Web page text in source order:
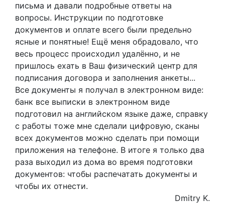
письма и давали подробные ответы на
вопросы. Инструкции по подготовке
документов и оплате всего были предельно
ясные и понятные! Ещё меня обрадовало, что
весь процесс происходил удалённо, и не
пришлось ехать в Ваш физический центр для
подписания договора и заполнения анкеты...
Все документы я получал в электронном виде:
банк все выписки в электронном виде
подготовил на английском языке даже, справку
с работы тоже мне сделали цифровую, сканы
всех документов можно сделать при помощи
приложения на телефоне. В итоге я только два
раза выходил из дома во время подготовки
документов: чтобы распечатать документы и
чтобы их отнести.
Dmitry K.